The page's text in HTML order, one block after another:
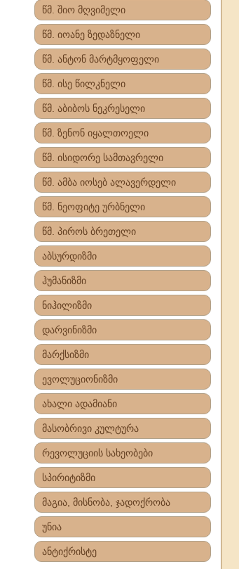
წმ. შიო მღვიმელი
წმ. იოანე ზედაზნელი
წმ. ანტონ მარტმყოფელი
წმ. ისე წილკნელი
წმ. აბიბოს ნეკრესელი
წმ. ზენონ იყალთოელი
წმ. ისიდორე სამთავრელი
წმ. ამბა იოსებ ალავერდელი
წმ. ნეოფიტე ურბნელი
წმ. პიროს ბრეთელი
აბსურდიზმი
ჰუმანიზმი
ნიჰილიზმი
დარვინიზმი
მარქსიზმი
ევოლუციონიზმი
ახალი ადამიანი
მასობრივი კულტურა
რევოლუციის სახეობები
სპირიტიზმი
მაგია, მისნობა, ჯადოქრობა
უნია
ანტიქრისტე